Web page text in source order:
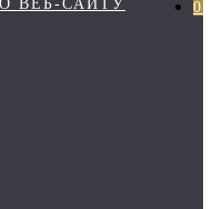
0
ВЕБ-САЙТУ